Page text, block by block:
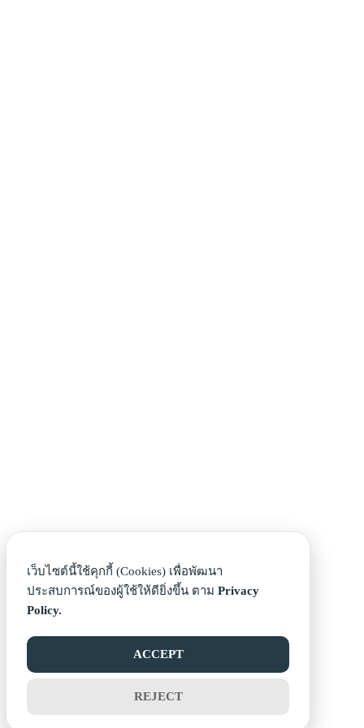
เว็บไซต์นี้ใช้คุกกี้ (Cookies) เพื่อพัฒนา
ประสบการณ์ของผู้ใช้ให้ดียิ่งขึ้น ตาม Privacy
Policy.
ACCEPT
REJECT